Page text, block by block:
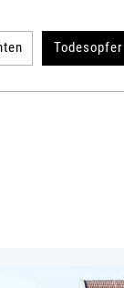
Todesopfer